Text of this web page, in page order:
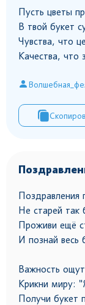
Пусть цветы
В твой букет
Чувства, что
Качества, что
Поздравления
Не старей так
Проживи ещё
И познай весь
Важность
Крикни миру:
Получи букет